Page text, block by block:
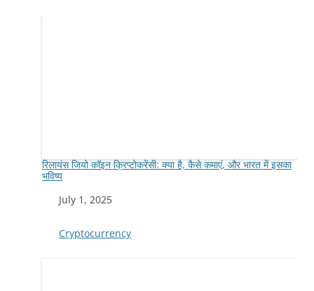
रिलायंस जियो कॉइन क्रिप्टोकरेंसी: क्या है, कैसे कमाएं, और भारत में इसका
भविष्य
Date
July 1, 2025
In relation to
Cryptocurrency